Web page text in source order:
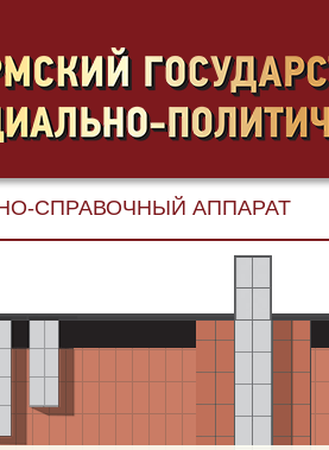
СПРАВОЧНЫЙ АППАРАТ